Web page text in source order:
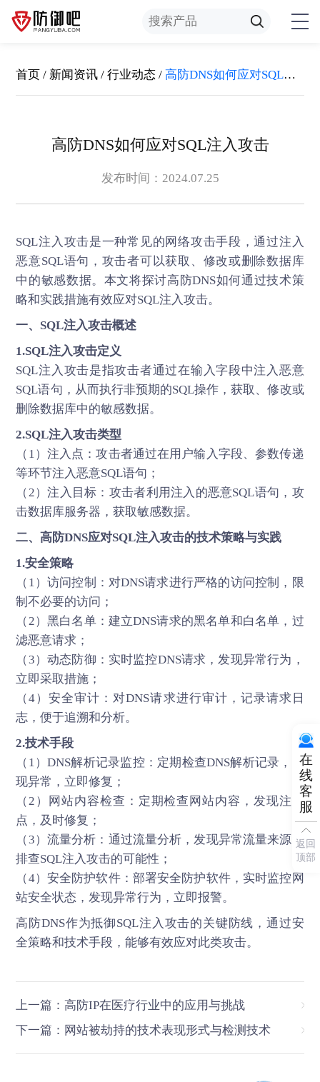
首页 / 新闻资讯 /行业动态 /高防DNS如何应对SQL注入攻击
高防DNS如何应对SQL注入攻击
发布时间：2024.07.25
SQL注入攻击是一种常见的网络攻击手段，通过注入
恶意SQL语句，攻击者可以获取、修改或删除数据库
中的敏感数据。本文将探讨高防DNS如何通过技术策
略和实践措施有效应对SQL注入攻击。
一、SQL注入攻击概述
1.SQL注入攻击定义
SQL注入攻击是指攻击者通过在输入字段中注入恶意
SQL语句，从而执行非预期的SQL操作，获取、修改或
删除数据库中的敏感数据。
2.SQL注入攻击类型
（1）注入点：攻击者通过在用户输入字段、参数传递
等环节注入恶意SQL语句；
（2）注入目标：攻击者利用注入的恶意SQL语句，攻
击数据库服务器，获取敏感数据。
二、高防DNS应对SQL注入攻击的技术策略与实践
1.安全策略
（1）访问控制：对DNS请求进行严格的访问控制，限
制不必要的访问；
（2）黑白名单：建立DNS请求的黑名单和白名单，过
滤恶意请求；
（3）动态防御：实时监控DNS请求，发现异常行为，
立即采取措施；
（4）安全审计：对DNS请求进行审计，记录请求日
志，便于追溯和分析。
2.技术手段
（1）DNS解析记录监控：定期检查DNS解析记录，发
现异常，立即修复；
（2）网站内容检查：定期检查网站内容，发现注入
点，及时修复；
（3）流量分析：通过流量分析，发现异常流量来源，
排查SQL注入攻击的可能性；
（4）安全防护软件：部署安全防护软件，实时监控网
站安全状态，发现异常行为，立即报警。
高防DNS作为抵御SQL注入攻击的关键防线，通过安
全策略和技术手段，能够有效应对此类攻击。
上一篇：高防IP在医疗行业中的应用与挑战
下一篇：网站被劫持的技术表现形式与检测技术
在
线
客
服
返回
顶部